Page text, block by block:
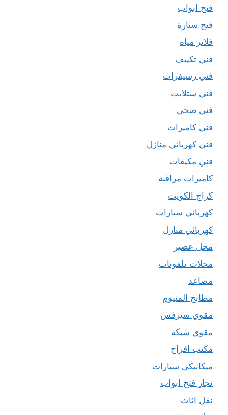
فتح ابواب
فتح سيارة
فلاتر مياه
فني تكييف
فني رسيفرات
فني ستلايت
فني صحي
فني كاميرات
فني كهربائي منازل
فني مكيفات
كاميرات مراقبة
كراج الكويت
كهربائي سيارات
كهربائي منازل
محل عصير
محلات تلفونات
مصاعد
مطابخ المنيوم
مقوي سيرفس
مقوي شبكة
مكتب افراح
ميكانيكي سيارات
نجار فتح ابواب
نقل اثاث